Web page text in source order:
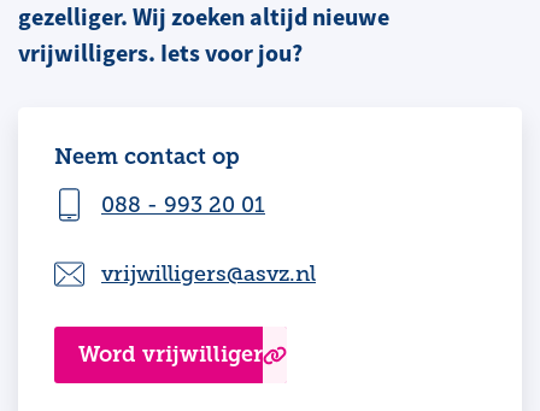
gezelliger. Wij zoeken altijd nieuwe
vrijwilligers. Iets voor jou?
Neem contact op
088 - 993 20 01
vrijwilligers@asvz.nl
Word vrijwilliger